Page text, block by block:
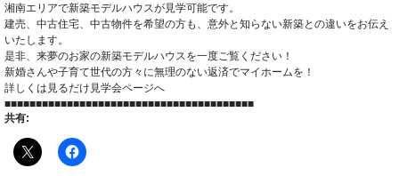
湘南エリアで新築モデルハウスが見学可能です。
建売、中古住宅、中古物件を希望の方も、意外と知らない新築との違いをお伝え
いたします。
是非、来夢のお家の新築モデルハウスを一度ご覧ください！
新婚さんや子育て世代の方々に無理のない返済でマイホームを！
詳しくは見るだけ見学会ページへ
■■■■■■■■■■■■■■■■■■■■■■■■■■■■■■■■■■■■■■■■
共有: